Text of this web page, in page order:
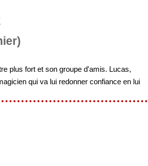
plus fort et son groupe d'amis. Lucas,
qui va lui redonner confiance en lui